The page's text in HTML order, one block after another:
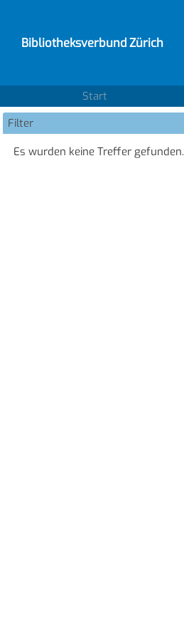
Bibliotheksverbund Zürich
Start
Filter
Es wurden keine Treffer gefunden.